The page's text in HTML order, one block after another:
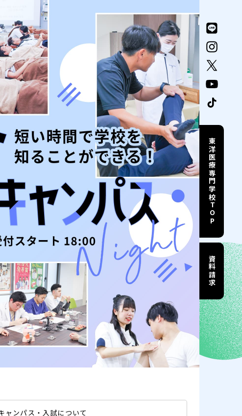
東洋医療専門学校TOP
資料請求
ャンパス・入試について